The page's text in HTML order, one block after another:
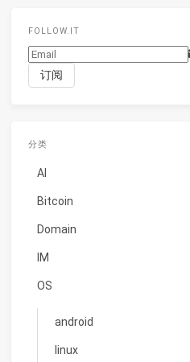
FOLLOW.IT
分类
AI
Bitcoin
Domain
IM
OS
android
linux